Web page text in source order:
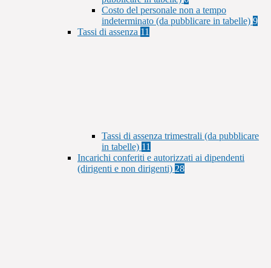
Costo del personale non a tempo
indeterminato (da pubblicare in tabelle) 9
Tassi di assenza 11
Tassi di assenza trimestrali (da pubblicare
in tabelle) 11
Incarichi conferiti e autorizzati ai dipendenti
(dirigenti e non dirigenti) 28